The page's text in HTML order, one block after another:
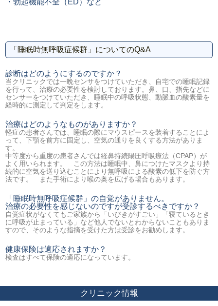
・勃起機能不全（ED）など
「睡眠時無呼吸症候群」についてのQ&A
診断はどのようにするのですか？
当クリニックでは一晩センサをつけていただき、自宅での睡眠記録
を行って、治療の必要性を検討しております。鼻、口、指先などに
センサーをつけていただき、睡眠中の呼吸状態、動脈血の酸素量を
経時的に測定して判定をします。
治療はどのようなものがありますか？
軽症の患者さんでは、睡眠の際にマウスピースを装着することによ
って、下顎を前方に固定し、空気の通りを良くする方法がありま
す。
中等度から重度の患者さんでは経鼻持続陽圧呼吸療法（CPAP）が
よく用いられます。 この方法は睡眠中、鼻につけたマスクより持
続的に空気を送り込むことにより無呼吸による酸素の低下を防ぐ方
法です。 また手術により喉の奥を広げる場合もあります。
「睡眠時無呼吸症候群」の自覚がありません。
治療の必要性を感じないのですが受診するべきですか？
自覚症状がなくてもご家族から「いびきがすごい」「寝ているとき
に呼吸が止まっている」など他人でないとわからないこともありま
すので、そのような指摘を受けた方は受診をお勧めします。
健康保険は適応されますか？
検査はすべて保険の適応になっています。
クリニック情報